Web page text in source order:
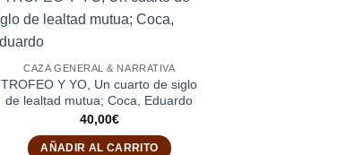
CAZA GENERAL & NARRATIVA
TROFEO Y YO, Un cuarto de siglo
de lealtad mutua; Coca, Eduardo
40,00€
AÑADIR AL CARRITO